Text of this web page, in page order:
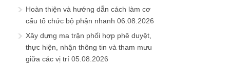
Hoàn thiện và hướng dẫn cách làm cơ
cấu tổ chức bộ phận nhanh 06.08.2026
Xây dựng ma trận phối hợp phê duyệt,
thực hiện, nhận thông tin và tham mưu
giữa các vị trí 05.08.2026